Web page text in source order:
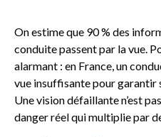
On estime que 90 % des
conduite passent par la vue.
alarmant : en France, un
vue insuffisante pour garantir
Une vision défaillante n’est
danger réel qui multiplie par